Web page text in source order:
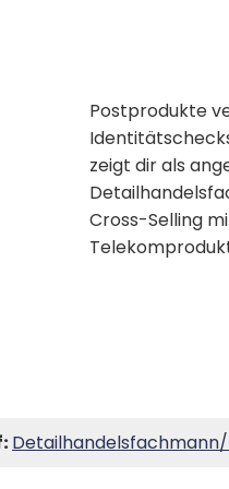
Postprodukte
zeigt dir als
Cross-Selling